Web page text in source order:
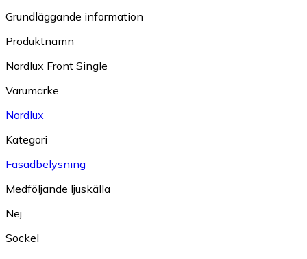
Grundläggande information
Produktnamn
Nordlux Front Single
Varumärke
Nordlux
Kategori
Fasadbelysning
Medföljande ljuskälla
Nej
Sockel